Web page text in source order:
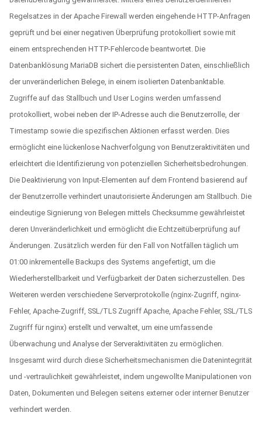
Regelsatzes in der Apache Firewall werden eingehende HTTP-Anfragen
geprüft und bei einer negativen Überprüfung protokolliert sowie mit
einem entsprechenden HTTP-Fehlercode beantwortet. Die
Datenbanklösung MariaDB sichert die persistenten Daten, einschließlich
der unveränderlichen Belege, in einem isolierten Datenbanktable.
Zugriffe auf das Stallbuch und User Logins werden umfassend
protokolliert, wobei neben der IP-Adresse auch die Benutzerrolle, der
Timestamp sowie die spezifischen Aktionen erfasst werden. Dies
ermöglicht eine lückenlose Nachverfolgung von Benutzeraktivitäten und
erleichtert die Identifizierung von potenziellen Sicherheitsbedrohungen.
Die Deaktivierung von Input-Elementen auf dem Frontend basierend auf
der Benutzerrolle verhindert unautorisierte Änderungen am Stallbuch. Die
eindeutige Signierung von Belegen mittels Checksumme gewährleistet
deren Unveränderlichkeit und ermöglicht die Echtzeitüberprüfung auf
Änderungen. Zusätzlich werden für den Fall von Notfällen täglich um
01:00 inkrementelle Backups des Systems angefertigt, um die
Wiederherstellbarkeit und Verfügbarkeit der Daten sicherzustellen. Des
Weiteren werden verschiedene Serverprotokolle (nginx-Zugriff, nginx-
Fehler, Apache-Zugriff, SSL/TLS Zugriff Apache, Apache Fehler, SSL/TLS
Zugriff für nginx) erstellt und verwaltet, um eine umfassende
Überwachung und Analyse der Serveraktivitäten zu ermöglichen.
Insgesamt wird durch diese Sicherheitsmechanismen die Datenintegrität
und -vertraulichkeit gewährleistet, indem ungewollte Manipulationen von
Daten, Dokumenten und Belegen seitens externer oder interner Benutzer
verhindert werden.